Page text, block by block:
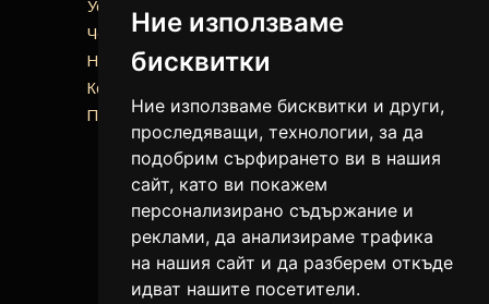
Ние използваме
бисквитки
Ние използваме бисквитки и други,
проследяващи, технологии, за да
подобрим сърфирането ви в нашия
сайт, като ви покажем
персонализирано съдържание и
реклами, да анализираме трафика
на нашия сайт и да разберем откъде
идват нашите посетители.
Услуги
Често задавани въпроси
Новини
Контакти
Политика за поверителност